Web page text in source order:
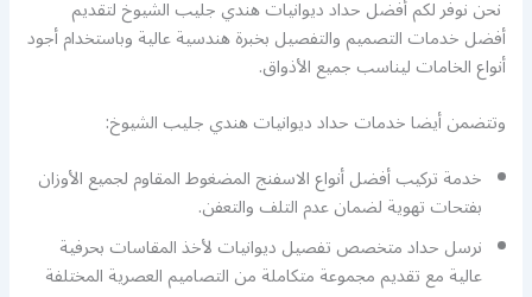
نحن نوفر لكم أفضل حداد ديوانيات هندي جليب الشيوخ لتقديم
أفضل خدمات التصميم والتفصيل بخبرة هندسية عالية وباستخدام أجود
أنواع الخامات ليناسب جميع الأذواق.
وتتضمن أيضا خدمات حداد ديوانيات هندي جليب الشيوخ:
خدمة تركيب أفضل أنواع الاسفنج المضغوط المقاوم لجميع الأوزان
بفتحات تهوية لضمان عدم التلف والتعفن.
نرسل حداد متخصص تفصيل ديوانيات لأخذ المقاسات بحرفية
عالية مع تقديم مجموعة متكاملة من التصاميم العصرية المختلفة